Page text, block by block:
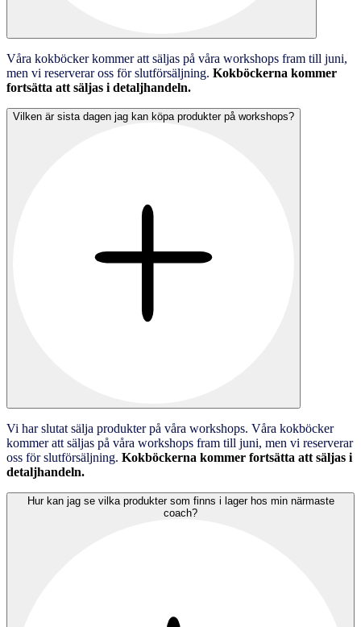
Våra kokböcker kommer att säljas på våra workshops fram till juni,
men vi reserverar oss för slutförsäljning. Kokböckerna kommer
fortsätta att säljas i detaljhandeln.
Vilken är sista dagen jag kan köpa produkter på workshops?
Vi har slutat sälja produkter på våra workshops. Våra kokböcker
kommer att säljas på våra workshops fram till juni, men vi reserverar
oss för slutförsäljning. Kokböckerna kommer fortsätta att säljas i
detaljhandeln.
Hur kan jag se vilka produkter som finns i lager hos min närmaste
coach?